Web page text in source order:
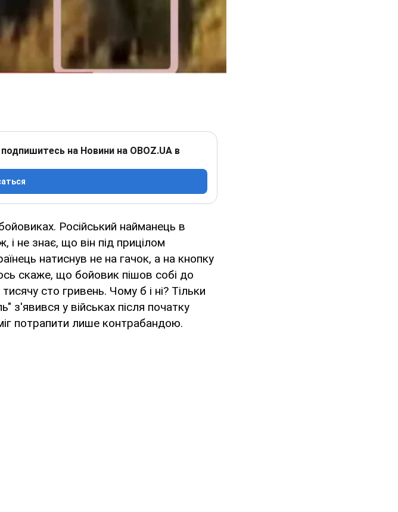
на Новини на OBOZ.UA в
Російський найманець в
і не знає, що він під прицілом
натиснув не на гачок, а на кнопку
скаже, що бойовик пішов собі до
сто гривень. Чому б і ні? Тільки
з'явився у військах після початку
потрапити лише контрабандою.